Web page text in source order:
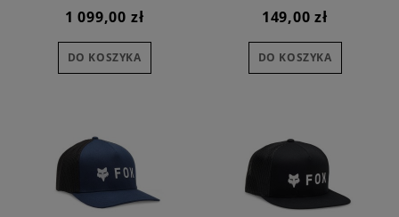
1 099,00 zł
DO KOSZYKA
149,00 zł
DO KOSZYKA